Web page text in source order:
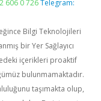
606 0 726 Telegram:
Bilgi Teknolojileri
bir Yer Sağlayıcı
içerikleri proaktif
bulunmamaktadır.
taşımakta olup,